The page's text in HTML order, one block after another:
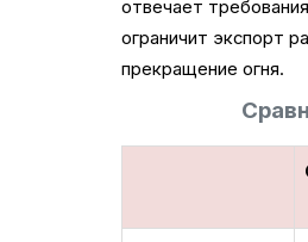
отвечает
ограничит экспорт
прекращение огня.